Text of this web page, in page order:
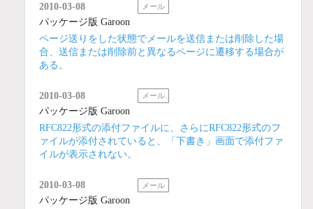
2010-03-08 メール
パッケージ版 Garoon
ページ送りをした状態でメールを送信または削除した場
合、送信または削除前と異なるページに遷移する場合が
ある。
2010-03-08 メール
パッケージ版 Garoon
RFC822形式の添付ファイルに、さらにRFC822形式のフ
ァイルが添付されていると、「下書き」画面で添付ファ
イルが表示されない。
2010-03-08 メール
パッケージ版 Garoon